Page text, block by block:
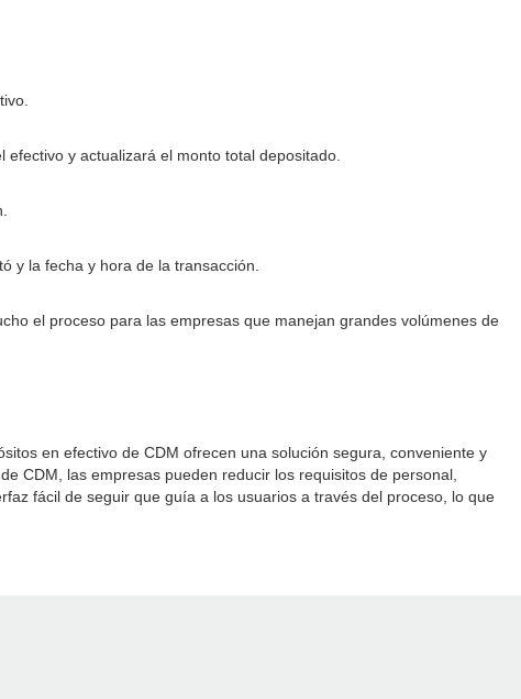
y actualizará el monto total depositado.
y la fecha y hora de la transacción.
el proceso para las empresas que manejan grandes volúmenes de
en efectivo de CDM ofrecen una solución segura, conveniente y
CDM, las empresas pueden reducir los requisitos de personal,
fácil de seguir que guía a los usuarios a través del proceso, lo que